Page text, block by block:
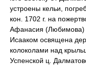
устроены кельи,
кон. 1702 г. на
Афанасия (Любимова)
Исааком освящена
колоколами над
Успенской ц.